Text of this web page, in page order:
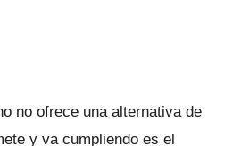
no ofrece una alternativa de
y va cumpliendo es el